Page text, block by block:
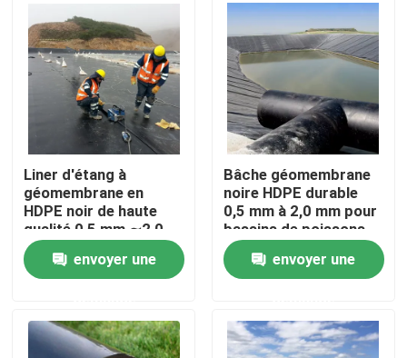
Aperçu
Vidéos
Liner d'étang à
géomembrane en
HDPE noir de haute
qualité 0,5 mm ∼2,0
mm pour l'élevage de
poissons, les étangs
d'aquaculture, les
stockage d'eau et
l'étanchéité des
envoyer une
Bâche géomembrane
noire HDPE durable
0,5 mm à 2,0 mm pour
bassins de poissons
circulaires, étangs
d'aquaculture,
réservoirs de
applications
d'étanchéité de
envoyer une